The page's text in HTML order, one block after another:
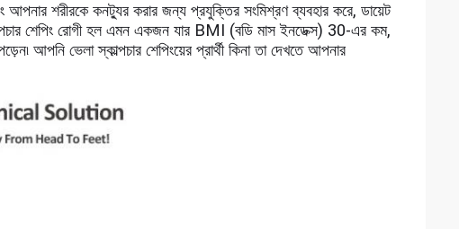
আপনার শরীরকে কনট্যুর করার জন্য প্রযুক্তির সংমিশ্রণ ব্যবহার করে, ডায়েট
শেপিং রোগী হল এমন একজন যার BMI (বডি মাস ইনডেক্স) 30-এর কম,
আপনি ভেলা স্কাল্পচার শেপিংয়ের প্রার্থী কিনা তা দেখতে আপনার